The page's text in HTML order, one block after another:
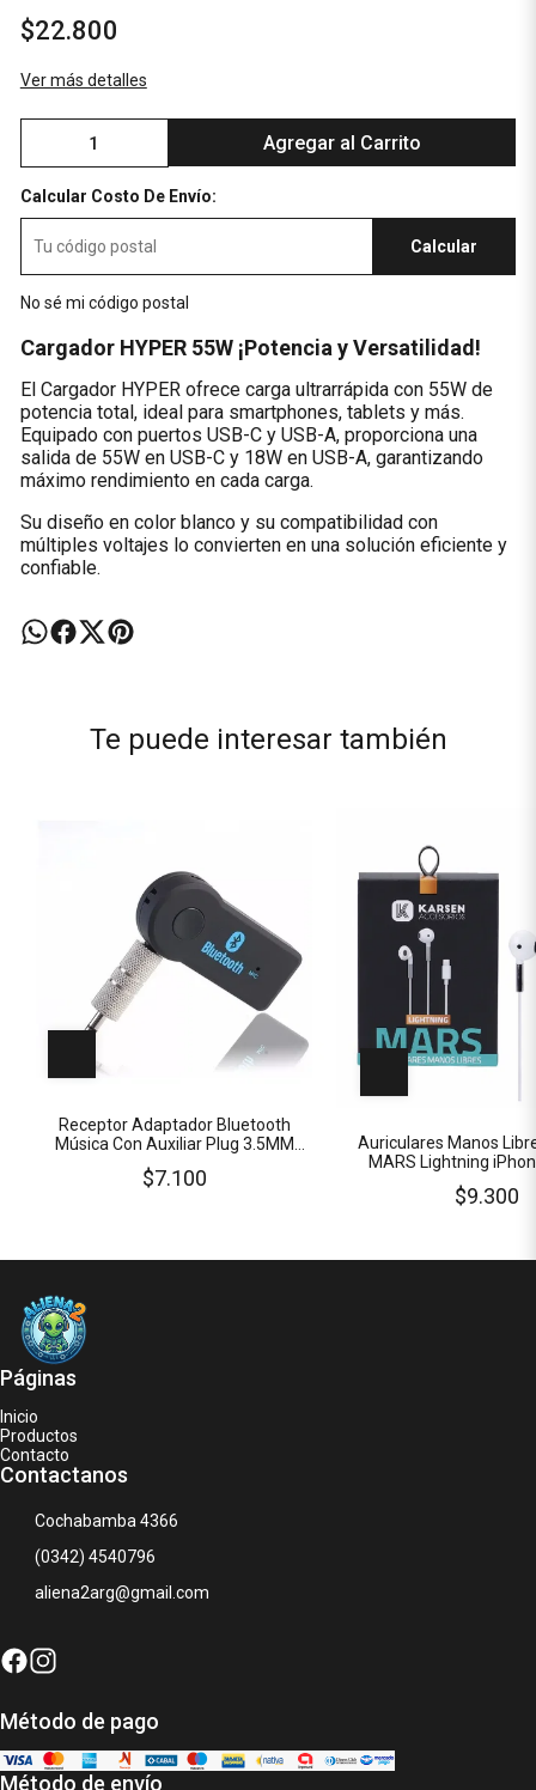
$22.800
Ver más detalles
Agregar al Carrito
Calcular Costo De Envío:
Calcular
No sé mi código postal
Cargador HYPER 55W ¡Potencia y Versatilidad!
El Cargador HYPER ofrece carga ultrarrápida con 55W de
potencia total, ideal para smartphones, tablets y más.
Equipado con puertos USB-C y USB-A, proporciona una
salida de 55W en USB-C y 18W en USB-A, garantizando
máximo rendimiento en cada carga.
Su diseño en color blanco y su compatibilidad con
múltiples voltajes lo convierten en una solución eficiente y
confiable.
Te puede interesar también
Receptor Adaptador Bluetooth
Música Con Auxiliar Plug 3.5MM
Bateria Recargable
$7.100
Auriculares Manos
MARS Lightning
Metro SIN
$9.300
Páginas
Inicio
Productos
Contacto
Contactanos
Cochabamba 4366
(0342) 4540796
aliena2arg@gmail.com
Método de pago
Método de envío